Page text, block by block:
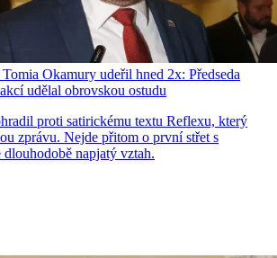
Okamury udeřil hned 2x: Předseda
udělal obrovskou ostudu
proti satirickému textu Reflexu, který
zprávu. Nejde přitom o první střet s
napjatý vztah.